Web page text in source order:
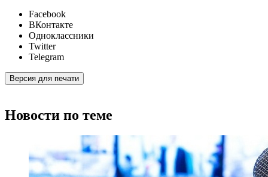
Facebook
ВКонтакте
Одноклассники
Twitter
Telegram
Версия для печати
Новости по теме